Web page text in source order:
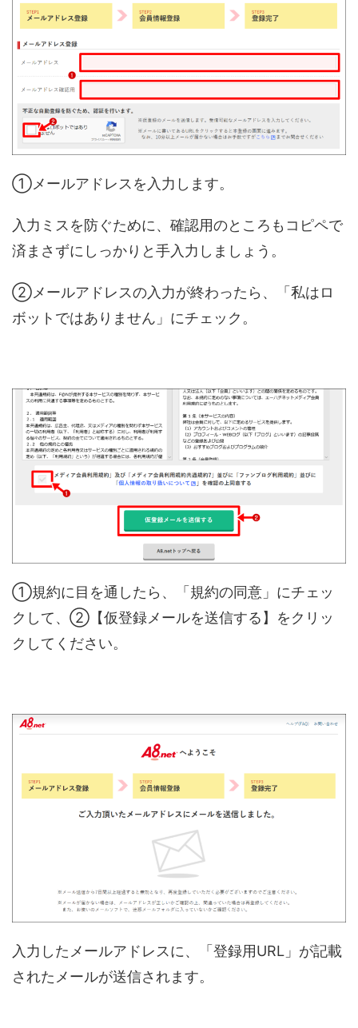
①メールアドレスを入力します。
入力ミスを防ぐために、確認用のところもコピペで
済まさずにしっかりと手入力しましょう。
②メールアドレスの入力が終わったら、「私はロ
ボットではありません」にチェック。
①規約に目を通したら、「規約の同意」にチェッ
クして、②【仮登録メールを送信する】をクリッ
クしてください。
入力したメールアドレスに、「登録用URL」が記載
されたメールが送信されます。